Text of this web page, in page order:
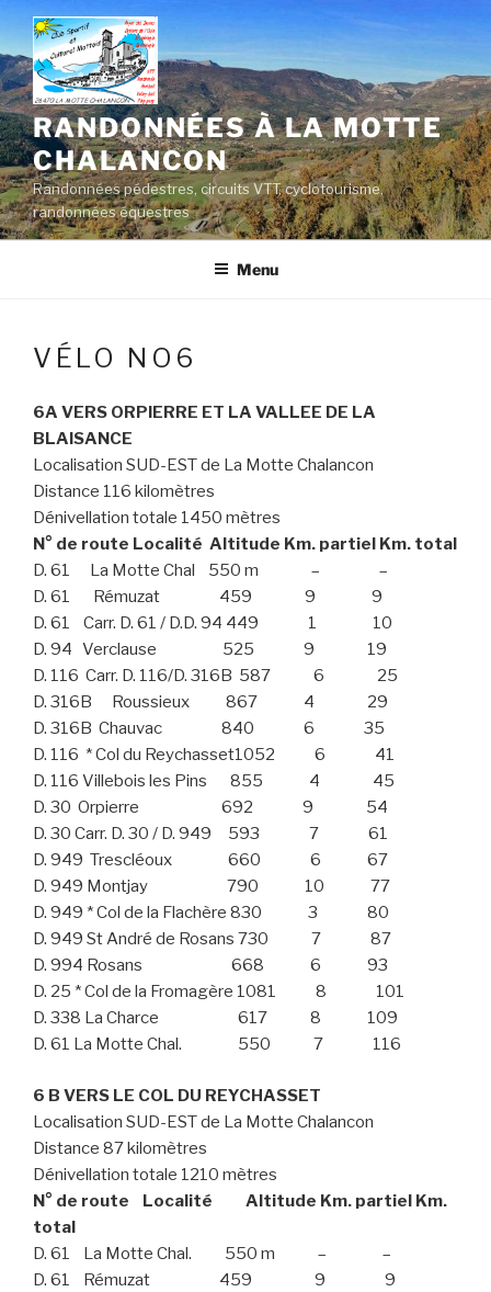
au
contenu
principal
RANDONNÉES À LA MOTTE
CHALANCON
Randonnées pédestres, circuits VTT, cyclotourisme,
randonnées équestres
Menu
VÉLO NO6
6A VERS ORPIERRE ET LA VALLEE DE LA
BLAISANCE
Localisation SUD-EST de La Motte Chalancon
Distance 116 kilomètres
Dénivellation totale 1450 mètres
N° de route Localité Altitude Km. partiel Km. total
D. 61 La Motte Chal 550 m – –
D. 61 Rémuzat 459 9 9
D. 61 Carr. D. 61 / D.D. 94 449 1 10
D. 94 Verclause 525 9 19
D. 116 Carr. D. 116/D. 316B 587 6 25
D. 316B Roussieux 867 4 29
D. 316B Chauvac 840 6 35
D. 116 * Col du Reychasset1052 6 41
D. 116 Villebois les Pins 855 4 45
D. 30 Orpierre 692 9 54
D. 30 Carr. D. 30 / D. 949 593 7 61
D. 949 Trescléoux 660 6 67
D. 949 Montjay 790 10 77
D. 949 * Col de la Flachère 830 3 80
D. 949 St André de Rosans 730 7 87
D. 994 Rosans 668 6 93
D. 25 * Col de la Fromagère 1081 8 101
D. 338 La Charce 617 8 109
D. 61 La Motte Chal. 550 7 116
6 B VERS LE COL DU REYCHASSET
Localisation SUD-EST de La Motte Chalancon
Distance 87 kilomètres
Dénivellation totale 1210 mètres
N° de route Localité Altitude Km. partiel Km.
total
D. 61 La Motte Chal. 550 m – –
D. 61 Rémuzat 459 9 9